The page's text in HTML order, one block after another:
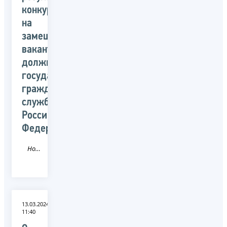
конкурса
на
замещение
вакантных
должностей
государственной
гражданской
службы
Российской
Федерации
Новость
13.03.2024
11:40